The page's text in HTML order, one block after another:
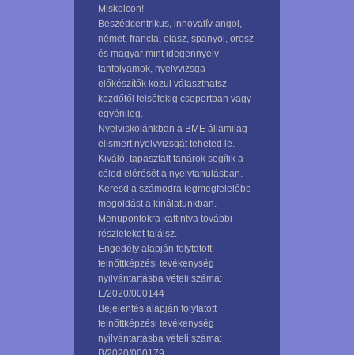
Miskolcon!
Beszédcentrikus, innovatív angol,
német, francia, olasz, spanyol, orosz
és magyar mint idegennyelv
tanfolyamok, nyelvvizsga-
előkészítők közül választhatsz
kezdőtől felsőfokig csoportban vagy
egyénileg.
Nyelviskolánkban a BME államilag
elismert nyelvvizsgát teheted le.
Kiváló, tapasztalt tanárok segítik a
célod elérését a nyelvtanulásban.
Keresd a számodra legmegfelelőbb
megoldást a kínálatunkban.
Menüpontokra kattintva további
részleteket találsz.
Engedély alapján folytatott
felnőttképzési tevékenység
nyilvántartásba vételi száma:
E/2020/000144
Bejelentés alapján folytatott
felnőttképzési tevékenység
nyilvántartásba vételi száma: